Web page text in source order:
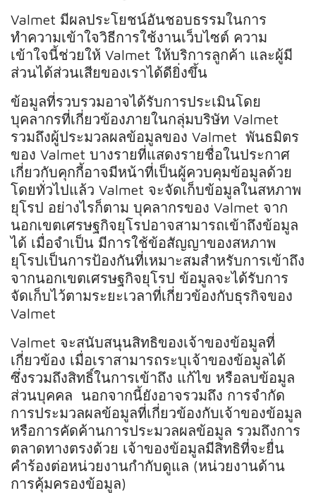
Valmet มีผลประโยชน์อันชอบธรรมในการ
ทำความเข้าใจวิธีการใช้งานเว็บไซต์ ความ
เข้าใจนี้ช่วยให้ Valmet ให้บริการลูกค้า และผู้มี
ส่วนได้ส่วนเสียของเราได้ดียิ่งขึ้น
ข้อมูลที่รวบรวมอาจได้รับการประเมินโดย
บุคลากรที่เกี่ยวข้องภายในกลุ่มบริษัท Valmet
รวมถึงผู้ประมวลผลข้อมูลของ Valmet พันธมิตร
ของ Valmet บางรายที่แสดงรายชื่อในประกาศ
เกี่ยวกับคุกกี้อาจมีหน้าที่เป็นผู้ควบคุมข้อมูลด้วย
โดยทั่วไปแล้ว Valmet จะจัดเก็บข้อมูลในสหภาพ
ยุโรป อย่างไรก็ตาม บุคลากรของ Valmet จาก
นอกเขตเศรษฐกิจยุโรปอาจสามารถเข้าถึงข้อมูล
ได้ เมื่อจำเป็น มีการใช้ข้อสัญญาของสหภาพ
ยุโรปเป็นการป้องกันที่เหมาะสมสำหรับการเข้าถึง
จากนอกเขตเศรษฐกิจยุโรป ข้อมูลจะได้รับการ
จัดเก็บไว้ตามระยะเวลาที่เกี่ยวข้องกับธุรกิจของ
Valmet
Valmet จะสนับสนุนสิทธิของเจ้าของข้อมูลที่
เกี่ยวข้อง เมื่อเราสามารถระบุเจ้าของข้อมูลได้
ซึ่งรวมถึงสิทธิ์ในการเข้าถึง แก้ไข หรือลบข้อมูล
ส่วนบุคคล นอกจากนี้ยังอาจรวมถึง การจำกัด
การประมวลผลข้อมูลที่เกี่ยวข้องกับเจ้าของข้อมูล
หรือการคัดค้านการประมวลผลข้อมูล รวมถึงการ
ตลาดทางตรงด้วย เจ้าของข้อมูลมีสิทธิที่จะยื่น
คำร้องต่อหน่วยงานกำกับดูแล (หน่วยงานด้าน
การคุ้มครองข้อมูล)